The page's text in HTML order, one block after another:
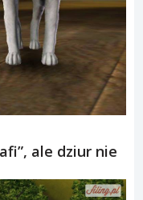
ale dziur nie